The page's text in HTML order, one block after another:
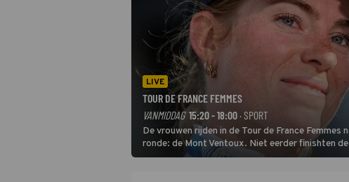
LIVE
TOUR DE FRANCE FEMMES
VANMIDDAG 15:20 - 18:00 · SPORT
De vrouwen rijden in de Tour de France
ronde: de Mont Ventoux. Niet eerder finishten
uit de buitencategorie. De aanloop naar de